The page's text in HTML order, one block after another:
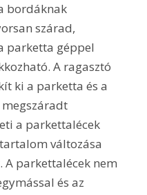
bordáknak
szárad,
parketta géppel
A ragasztó
ki a parketta és a
a parkettalécek
változása
parkettalécek nem
és az